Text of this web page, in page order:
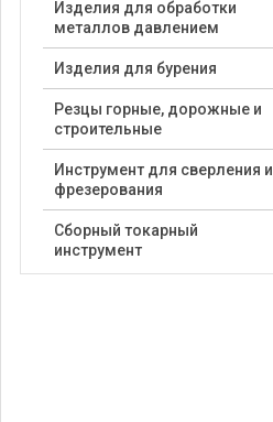
Изделия для обработки
металлов давлением
Изделия для бурения
Резцы горные, дорожные и
строительные
Инструмент для сверления и
фрезерования
Сборный токарный
инструмент
ДОБАВИТЬ В КОРЗИНУ